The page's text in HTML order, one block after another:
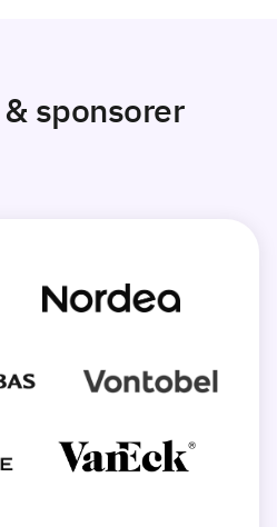
sponsorer